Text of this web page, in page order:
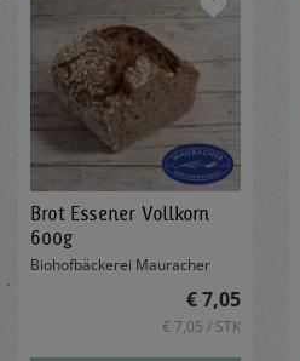
Brot Essener Vollkorn
600g
Biohofbäckerei Mauracher
€ 7,05
€ 7,05 / STK